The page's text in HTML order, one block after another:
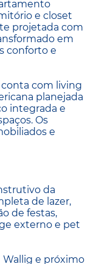
e closet
projetada com
em
conforto e
conta com living
planejada
integrada e
Os
e
da
de lazer,
de festas,
externo e pet
e próximo